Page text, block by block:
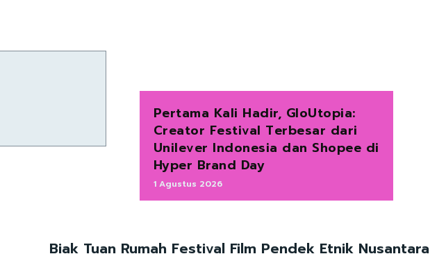
Pertama Kali Hadir, GloUtopia:
Creator Festival Terbesar dari
Unilever Indonesia dan Shopee di
Hyper Brand Day
1 Agustus 2026
Biak Tuan Rumah Festival Film Pendek Etnik Nusantara